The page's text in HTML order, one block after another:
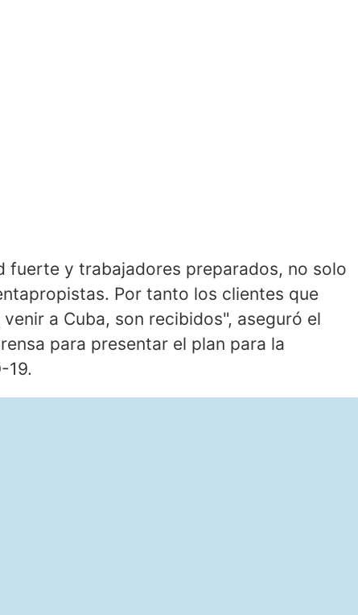
fuerte y trabajadores preparados, no solo
Por tanto los clientes que
a Cuba, son recibidos", aseguró el
para presentar el plan para la
19.